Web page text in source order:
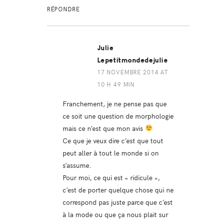
RÉPONDRE
Julie
Lepetitmondedejulie
17 NOVEMBRE 2014 AT
10 H 49 MIN
Franchement, je ne pense pas que
ce soit une question de morphologie
mais ce n’est que mon avis
Ce que je veux dire c’est que tout
peut aller à tout le monde si on
s’assume.
Pour moi, ce qui est « ridicule »,
c’est de porter quelque chose qui ne
correspond pas juste parce que c’est
à la mode ou que ça nous plait sur